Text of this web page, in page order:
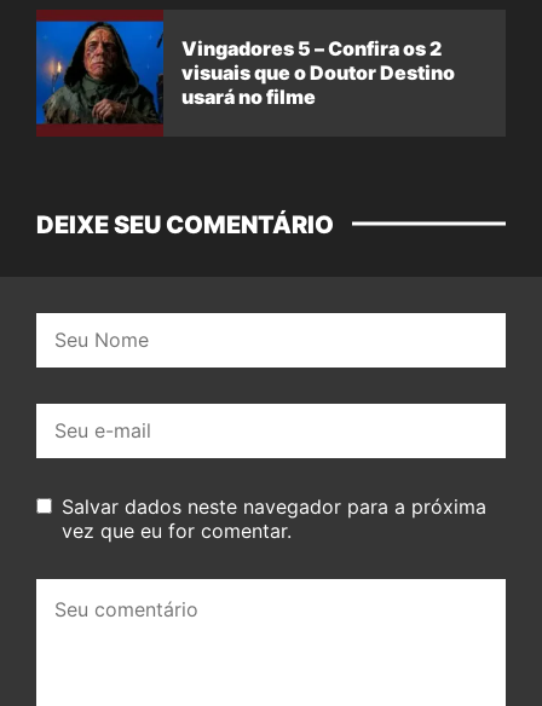
Vingadores 5 – Confira os 2
visuais que o Doutor Destino
usará no filme
DEIXE SEU COMENTÁRIO
mail:
Salvar dados neste navegador para a próxima
vez que eu for comentar.
comentário: